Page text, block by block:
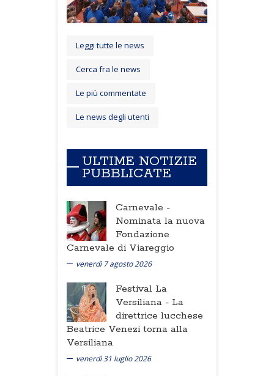
Leggi tutte le news
Cerca fra le news
Le più commentate
Le news degli utenti
ULTIME NOTIZIE
PUBBLICATE
Carnevale -
Nominata la nuova
Fondazione
Carnevale di Viareggio
venerdì 7 agosto 2026
Festival La
Versiliana - La
direttrice lucchese
Beatrice Venezi torna alla
Versiliana
venerdì 31 luglio 2026